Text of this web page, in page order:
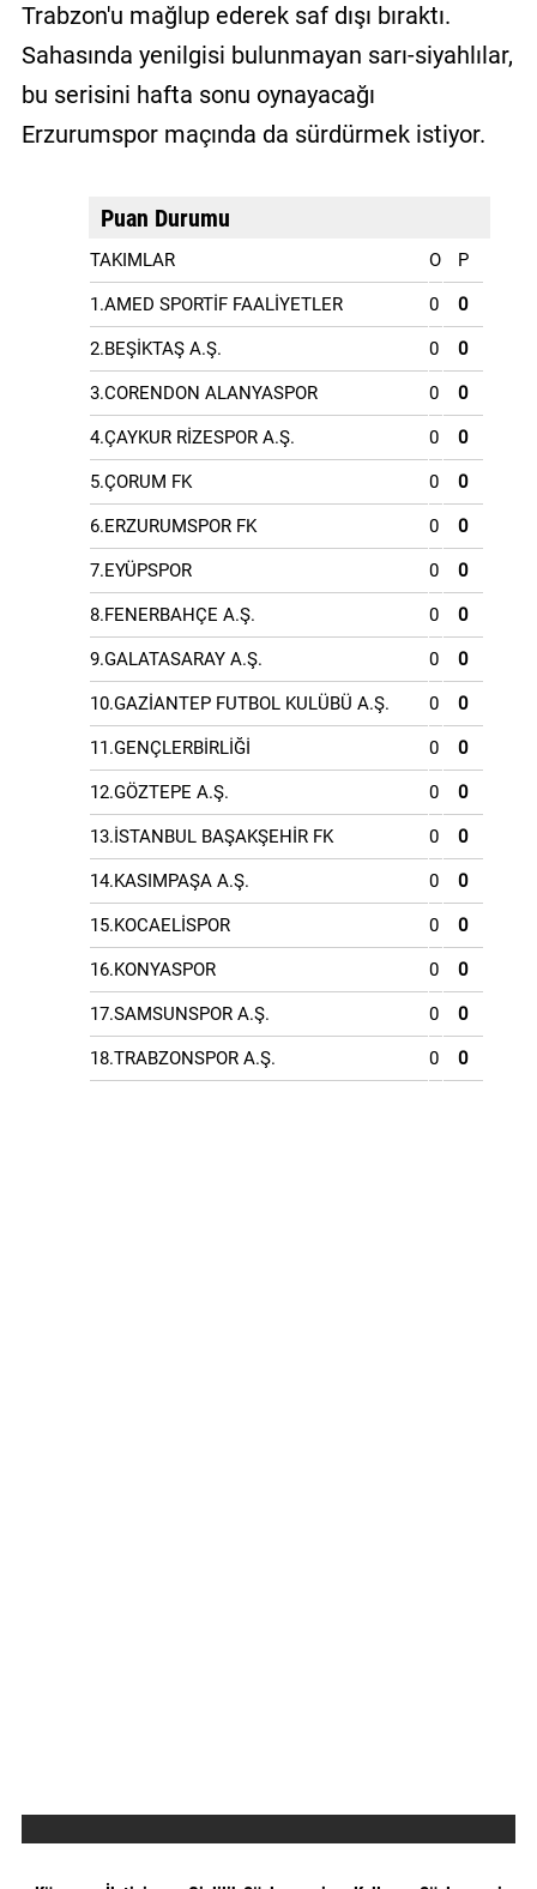
Trabzon'u mağlup ederek saf dışı bıraktı.
Sahasında yenilgisi bulunmayan sarı-siyahlılar,
bu serisini hafta sonu oynayacağı
Erzurumspor maçında da sürdürmek istiyor.
Puan Durumu
TAKIMLAR O P
1.AMED SPORTİF FAALİYETLER 0 0
2.BEŞİKTAŞ A.Ş. 0 0
3.CORENDON ALANYASPOR 0 0
4.ÇAYKUR RİZESPOR A.Ş. 0 0
5.ÇORUM FK 0 0
6.ERZURUMSPOR FK 0 0
7.EYÜPSPOR 0 0
8.FENERBAHÇE A.Ş. 0 0
9.GALATASARAY A.Ş. 0 0
10.GAZİANTEP FUTBOL KULÜBÜ A.Ş. 0 0
11.GENÇLERBİRLİĞİ 0 0
12.GÖZTEPE A.Ş. 0 0
13.İSTANBUL BAŞAKŞEHİR FK 0 0
14.KASIMPAŞA A.Ş. 0 0
15.KOCAELİSPOR 0 0
16.KONYASPOR 0 0
17.SAMSUNSPOR A.Ş. 0 0
18.TRABZONSPOR A.Ş. 0 0